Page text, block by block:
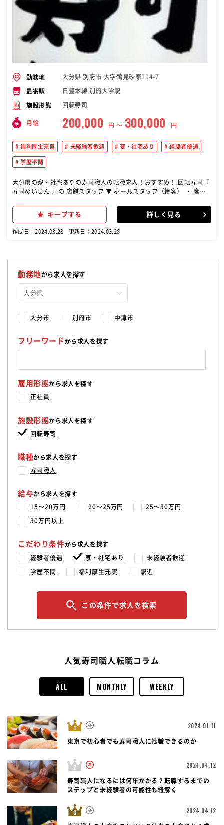
勤務地 大分県 別府市 大字鶴見砂原114-7
最寄駅 日豊本線 別府大学駅
施設形態 回転寿司
月給 200,000 円 〜 300,000 円
福利厚生充実 未経験者歓迎 寮・社宅あり 経験者優遇
学歴不問
大分県の寮・社宅ありの寿司職人の転職求人！おすすめ！ 回転寿司『
寿司めいじん 』の 店舗スタッフ ▼ ホールスタッフ（接客） ・ 席案
ッフ（調理） ・ 調理/調理補助 ・ 仕込み ・ 皿洗い/洗い場 など ▼ 運
営業務（事務作業） ・ 売上レポート作成 ・ シフト作成
キープする 詳しく見る
作成日：2024.03.28 更新日：2024.03.28
勤務地から求人を探す
大分市 別府市 中津市
フリーワードから求人を探す
雇用形態から求人を探す
正社員
施設形態から求人を探す
回転寿司
職種から求人を探す
寿司職人
給与から求人を探す
15〜20万円 20〜25万円 25〜30万円
30万円以上
こだわり条件から求人を探す
経験者優遇 寮・社宅あり 未経験者歓迎
学歴不問 福利厚生充実 駅近
この条件で求人を検索
人気寿司職人転職コラム
ALL MONTHLY WEEKLY
2024.01.11
東京で初心者でも寿司職人に転職できるのか
2024.04.12
寿司職人になるには何年かかる？転職するまでの
ステップと未経験者の可能性も紐解く
2024.04.12